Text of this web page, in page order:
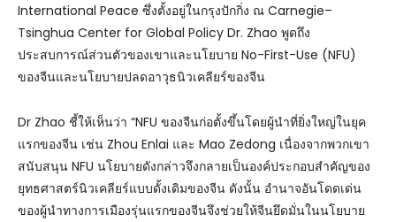
International Peace ซึ่งตั้งอยู่ในกรุงปักกิ่ง ณ Carnegie–
Tsinghua Center for Global Policy Dr. Zhao พูดถึง
ประสบการณ์ส่วนตัวของเขาและนโยบาย No-First-Use (NFU)
ของจีนและนโยบายปลดอาวุธนิวเคลียร์ของจีน
Dr Zhao ชี้ให้เห็นว่า “NFU ของจีนก่อตั้งขึ้นโดยผู้นำที่ยิ่งใหญ่ในยุค
แรกของจีน เช่น Zhou Enlai และ Mao Zedong เนื่องจากพวกเขา
สนับสนุน NFU นโยบายดังกล่าวจึงกลายเป็นองค์ประกอบสำคัญของ
ยุทธศาสตร์นิวเคลียร์แบบดั้งเดิมของจีน ดังนั้น อำนาจอันโดดเด่น
ของผู้นำทางการเมืองรุ่นแรกของจีนจึงช่วยให้จีนยึดมั่นในนโยบาย